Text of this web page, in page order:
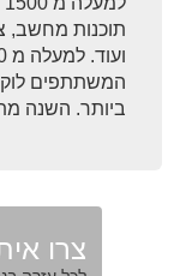
תוכנות מחשב,
המשתתפים
ביותר. השנה
צרו